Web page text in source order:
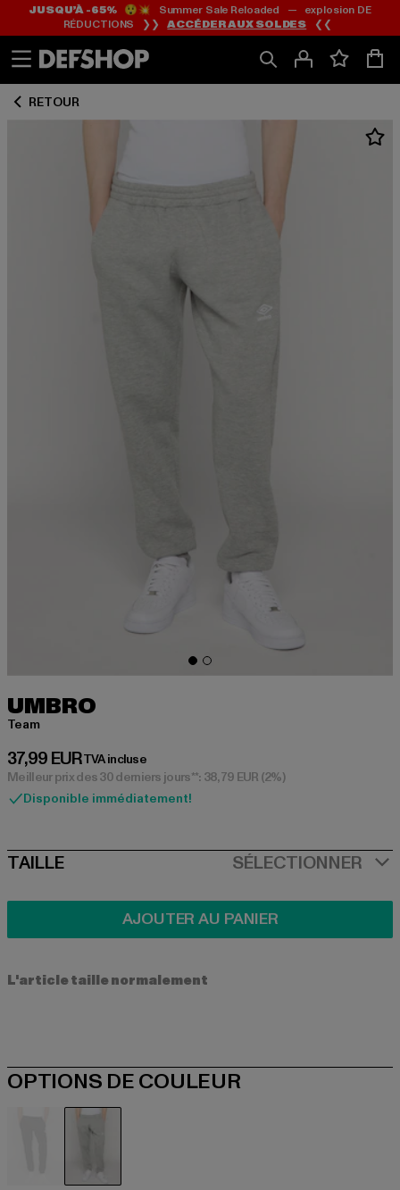
Passer
au
Passer
au
de
JUSQU’À -65%😲💥 Summer Sale Reloaded — explosion DE
RÉDUCTIONS ❯❯ACCÉDER AUX SOLDES ❮❮
RETOUR
UMBRO
Team
37,99 EUR
Prix courant: 37,99 EUR
TVA incluse
Meilleur prix des 30 derniers jours**: 38,79 EUR (2%)
Disponible immédiatement!
SIZE
TAILLE SÉLECTIONNER
AJOUTER AU PANIER
L'article taille normalement
OPTIONS DE COULEUR